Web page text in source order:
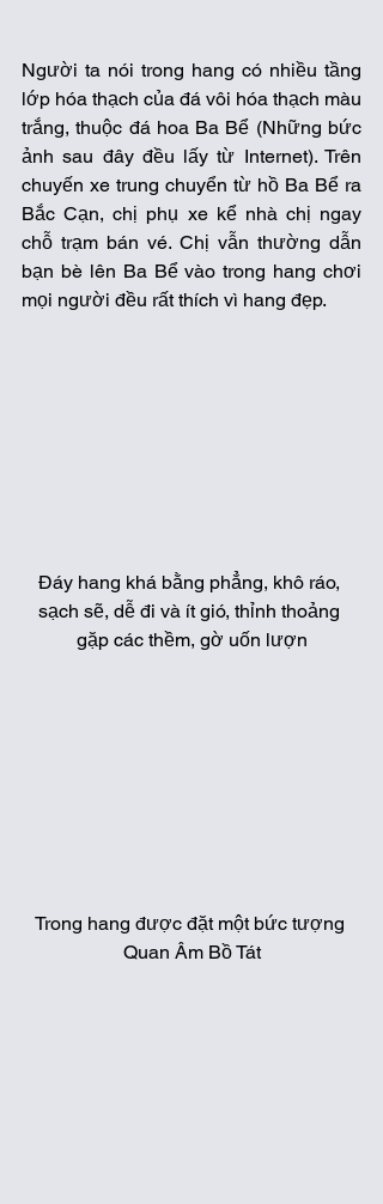
Người ta nói trong hang có nhiều tầng
lớp hóa thạch của đá vôi hóa thạch màu
trắng, thuộc đá hoa Ba Bể (Những bức
ảnh sau đây đều lấy từ Internet). Trên
chuyến xe trung chuyển từ hồ Ba Bể ra
Bắc Cạn, chị phụ xe kể nhà chị ngay
chỗ trạm bán vé. Chị vẫn thường dẫn
bạn bè lên Ba Bể vào trong hang chơi
mọi người đều rất thích vì hang đẹp.
Đáy hang khá bằng phẳng, khô ráo,
sạch sẽ, dễ đi và ít gió, thỉnh thoảng
gặp các thềm, gờ uốn lượn
Trong hang được đặt một bức tượng
Quan Âm Bồ Tát